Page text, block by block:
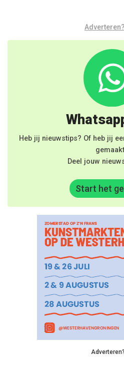
Heb jij nieuwstips? Of heb jij
Deel jouw
Start het
Adverteren?